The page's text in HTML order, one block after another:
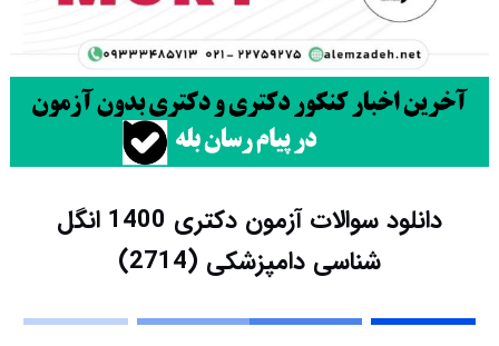
دانلود سوالات آزمون دکتری 1400 انگل‌
شناسی دامپزشکی (2714)